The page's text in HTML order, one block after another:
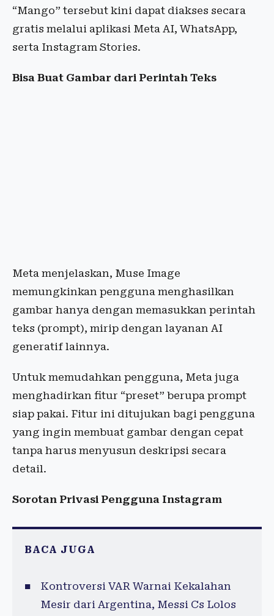
“Mango” tersebut kini dapat diakses secara
gratis melalui aplikasi Meta AI, WhatsApp,
serta Instagram Stories.
Bisa Buat Gambar dari Perintah Teks
Meta menjelaskan, Muse Image
memungkinkan pengguna menghasilkan
gambar hanya dengan memasukkan perintah
teks (prompt), mirip dengan layanan AI
generatif lainnya.
Untuk memudahkan pengguna, Meta juga
menghadirkan fitur “preset” berupa prompt
siap pakai. Fitur ini ditujukan bagi pengguna
yang ingin membuat gambar dengan cepat
tanpa harus menyusun deskripsi secara
detail.
Sorotan Privasi Pengguna Instagram
BACA JUGA
Kontroversi VAR Warnai Kekalahan
Mesir dari Argentina, Messi Cs Lolos